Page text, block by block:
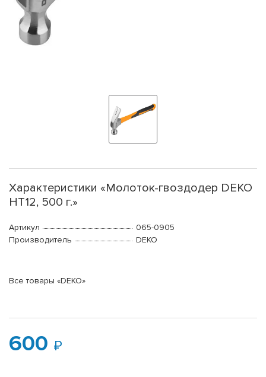
Характеристики «Молоток-гвоздодер DEKO
HT12, 500 г.»
Артикул
065-0905
Производитель
DEKO
Все товары «DEKO»
600